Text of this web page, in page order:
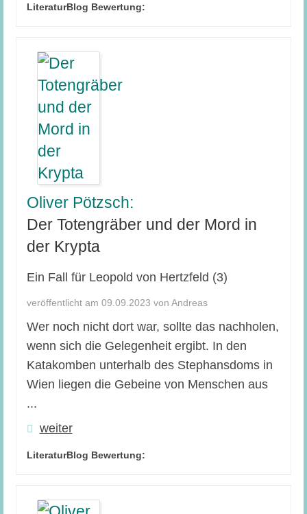
LiteraturBlog Bewertung:
Oliver Pötzsch:
Der Totengräber und der Mord in
der Krypta
Ein Fall für Leopold von Hertzfeld (3)
veröffentlicht am 09.09.2023 von Andreas
Wer noch nicht dort war, sollte das nachholen,
wenn sich die Gelegenheit ergibt. In den
Katakomben unterhalb des Stephansdoms in
Wien liegen die Gebeine von Menschen aus
...
weiter
LiteraturBlog Bewertung: